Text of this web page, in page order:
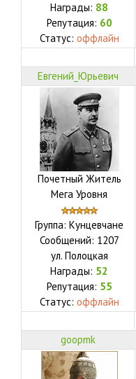
Награды: 88
Репутация: 60
Статус: оффлайн
Евгений_Юрьевич
Почетный Житель
Мега Уровня
Группа: Кунцевчане
Сообщений: 1207
ул. Полоцкая
Награды: 52
Репутация: 55
Статус: оффлайн
goopmk